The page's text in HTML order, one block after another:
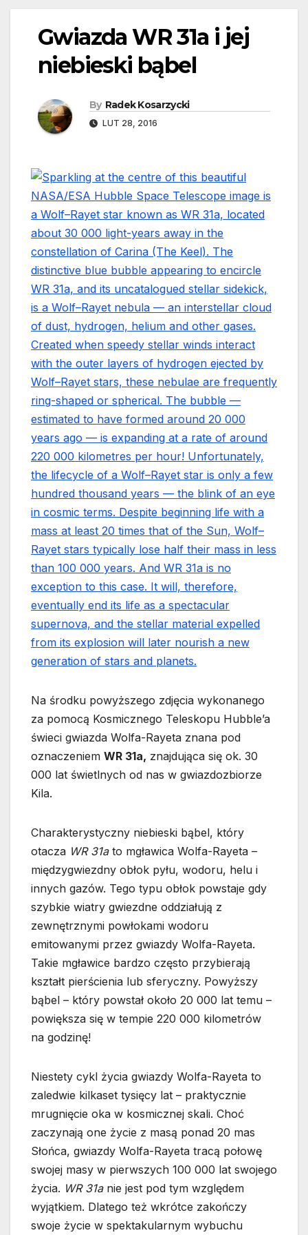
Gwiazda WR 31a i jej
niebieski bąbel
By Radek Kosarzycki
LUT 28, 2016
Na środku powyższego zdjęcia wykonanego
za pomocą Kosmicznego Teleskopu Hubble’a
świeci gwiazda Wolfa-Rayeta znana pod
oznaczeniem WR 31a, znajdująca się ok. 30
000 lat świetlnych od nas w gwiazdozbiorze
Kila.
Charakterystyczny niebieski bąbel, który
otacza WR 31ato mgławica Wolfa-Rayeta –
międzygwiezdny obłok pyłu, wodoru, helu i
innych gazów. Tego typu obłok powstaje gdy
szybkie wiatry gwiezdne oddziałują z
zewnętrznymi powłokami wodoru
emitowanymi przez gwiazdy Wolfa-Rayeta.
Takie mgławice bardzo często przybierają
kształt pierścienia lub sferyczny. Powyższy
bąbel – który powstał około 20 000 lat temu –
powiększa się w tempie 220 000 kilometrów
na godzinę!
Niestety cykl życia gwiazdy Wolfa-Rayeta to
zaledwie kilkaset tysięcy lat – praktycznie
mrugnięcie oka w kosmicznej skali. Choć
zaczynają one życie z masą ponad 20 mas
Słońca, gwiazdy Wolfa-Rayeta tracą połowę
swojej masy w pierwszych 100 000 lat swojego
życia. WR 31anie jest pod tym względem
wyjątkiem. Dlatego też wkrótce zakończy
swoje życie w spektakularnym wybuchu